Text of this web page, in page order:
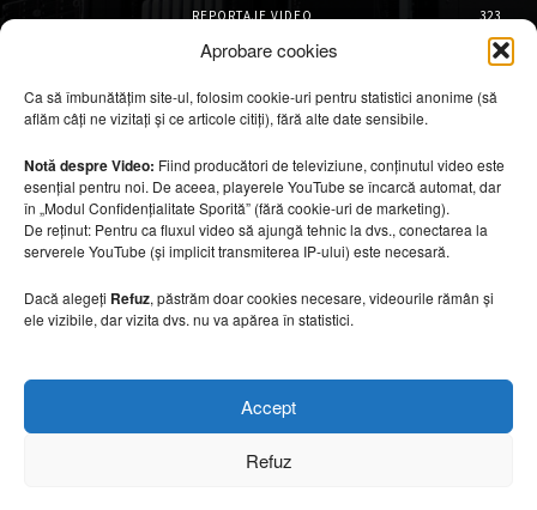
Aprobare cookies
Ca să îmbunătățim site-ul, folosim cookie-uri pentru statistici anonime (să
aflăm câți ne vizitați și ce articole citiți), fără alte date sensibile.
Notă despre Video: Fiind producători de televiziune, conținutul video este
esențial pentru noi. De aceea, playerele YouTube se încarcă automat, dar
în „Modul Confidențialitate Sporită” (fără cookie-uri de marketing).
De reținut: Pentru ca fluxul video să ajungă tehnic la dvs., conectarea la
serverele YouTube (și implicit transmiterea IP-ului) este necesară.
Dacă alegeți Refuz, păstrăm doar cookies necesare, videourile rămân și
ele vizibile, dar vizita dvs. nu va apărea în statistici.
Accept
Refuz
REPORTAJE VIDEO
323
AMENAJĂRI INTERIOARE
126
DESIGN INTERIOR
64
ARHITECTURĂ & DESIGN
OPINII & ANALIZE
43
Articole recomandate
Cele mai impresionante cabane moderne
7 august 2026
Ouse Valley Viaduct, construcția care
7 august 2026